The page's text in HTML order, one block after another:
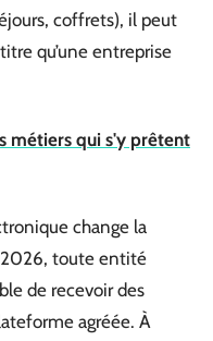
coffrets), il peut
qu’une entreprise
métiers qui s'y prêtent
change la
2026, toute entité
de recevoir des
agréée. À